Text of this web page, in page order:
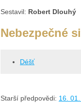
Sestavil: Robert Dlouhý
Nebezpečné
Déšť
Starší předpovědi: 16.